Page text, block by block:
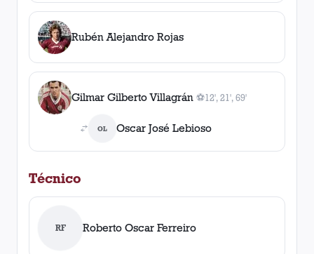
Rubén Alejandro Rojas
Gilmar Gilberto Villagrán ⚽
3gol es, 12', 21', 69'
12', 21', 69'
OL Oscar José Lebioso
Técnico
RF Roberto Oscar Ferreiro